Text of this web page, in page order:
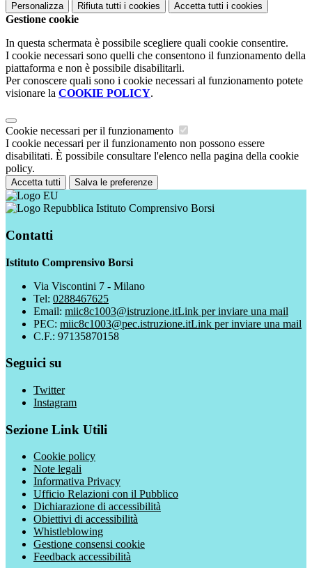
Personalizza Rifiuta tutti i cookies Accetta tutti i cookies
Gestione cookie
In questa schermata è possibile scegliere quali cookie consentire.
I cookie necessari sono quelli che consentono il funzionamento della
piattaforma e non è possibile disabilitarli.
Per conoscere quali sono i cookie necessari al funzionamento potete
visionare la COOKIE POLICY.
Cookie necessari per il funzionamento
I cookie necessari per il funzionamento non possono essere
disabilitati. È possibile consultare l'elenco nella pagina della cookie
policy.
Accetta tutti Salva le preferenze
Istituto Comprensivo Borsi
Contatti
Istituto Comprensivo Borsi
Via Viscontini 7 - Milano
Tel: 0288467625
Email: miic8c1003@istruzione.itLink per inviare una mail
PEC: miic8c1003@pec.istruzione.itLink per inviare una mail
C.F.: 97135870158
Seguici su
Twitter
Instagram
Sezione Link Utili
Cookie policy
Note legali
Informativa Privacy
Ufficio Relazioni con il Pubblico
Dichiarazione di accessibilità
Obiettivi di accessibilità
Whistleblowing
Gestione consensi cookie
Feedback accessibilità